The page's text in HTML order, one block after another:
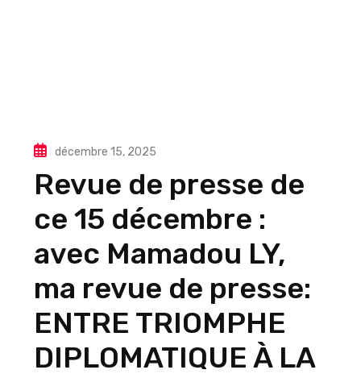
décembre 15, 2025
Revue de presse de
ce 15 décembre :
avec Mamadou LY,
ma revue de presse:
ENTRE TRIOMPHE
DIPLOMATIQUE À LA